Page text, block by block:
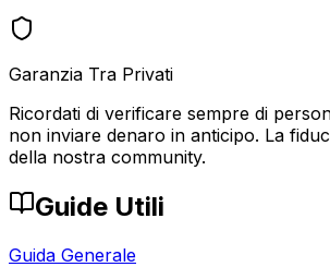
Garanzia Tra Privati
Ricordati di verificare sempre di
non inviare denaro in anticipo. La
della nostra community.
Guide Utili
Guida Generale